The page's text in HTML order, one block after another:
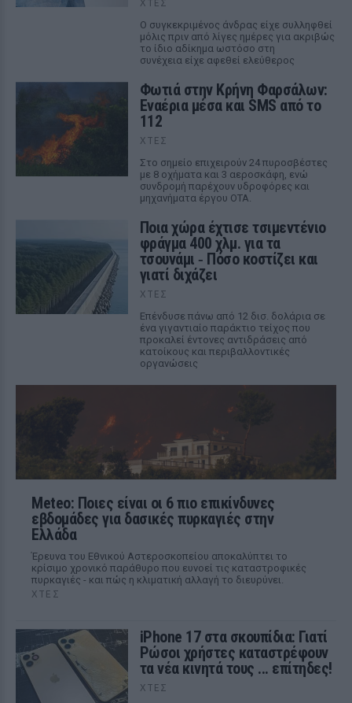
ΧΤΕΣ
Ο συγκεκριμένος άνδρας είχε συλληφθεί
μόλις πριν από λίγες ημέρες για ακριβώς
το ίδιο αδίκημα ωστόσο στη
συνέχεια είχε αφεθεί ελεύθερος
Φωτιά στην Κρήνη Φαρσάλων:
Εναέρια μέσα και SMS από το
112
ΧΤΕΣ
Στο σημείο επιχειρούν 24 πυροσβέστες
με 8 οχήματα και 3 αεροσκάφη, ενώ
συνδρομή παρέχουν υδροφόρες και
μηχανήματα έργου ΟΤΑ.
Ποια χώρα έχτισε τσιμεντένιο
φράγμα 400 χλμ. για τα
τσουνάμι ‑ Πόσο κοστίζει και
γιατί διχάζει
ΧΤΕΣ
Επένδυσε πάνω από 12 δισ. δολάρια σε
ένα γιγαντιαίο παράκτιο τείχος που
προκαλεί έντονες αντιδράσεις από
κατοίκους και περιβαλλοντικές
οργανώσεις
Meteo: Ποιες είναι οι 6 πιο επικίνδυνες
εβδομάδες για δασικές πυρκαγιές στην
Ελλάδα
Έρευνα του Εθνικού Αστεροσκοπείου αποκαλύπτει το
κρίσιμο χρονικό παράθυρο που ευνοεί τις καταστροφικές
πυρκαγιές - και πώς η κλιματική αλλαγή το διευρύνει.
ΧΤΕΣ
iPhone 17 στα σκουπίδια: Γιατί
Ρώσοι χρήστες καταστρέφουν
τα νέα κινητά τους ... επίτηδες!
ΧΤΕΣ